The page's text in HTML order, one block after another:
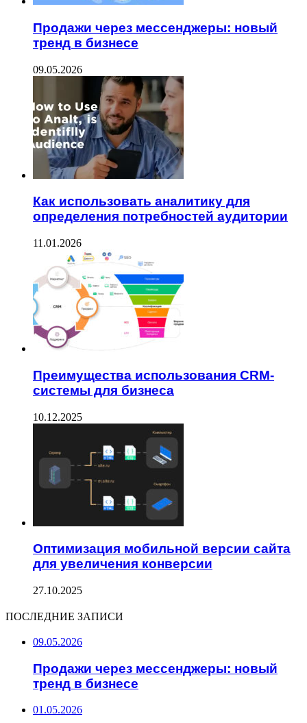
Продажи через мессенджеры: новый
тренд в бизнесе
09.05.2026
Как использовать аналитику для
определения потребностей аудитории
11.01.2026
Преимущества использования CRM-
системы для бизнеса
10.12.2025
Оптимизация мобильной версии сайта
для увеличения конверсии
27.10.2025
ПОСЛЕДНИЕ ЗАПИСИ
09.05.2026
Продажи через мессенджеры: новый
тренд в бизнесе
01.05.2026